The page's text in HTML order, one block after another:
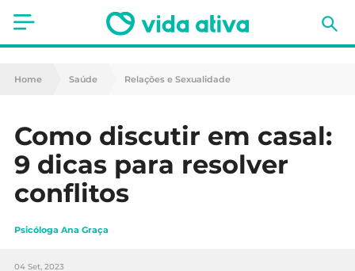
Saúde
Nutrição
Receitas
Fitness
Mães e Bebés
Home Saúde Relações e Sexualidade
Como discutir em casal:
9 dicas para resolver
conflitos
Psicóloga Ana Graça
04 Set, 2023